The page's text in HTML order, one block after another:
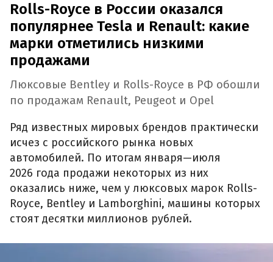
Rolls-Royce в России оказался
популярнее Tesla и Renault: какие
марки отметились низкими
продажами
Люксовые Bentley и Rolls-Royce в РФ обошли
по продажам Renault, Peugeot и Opel
Ряд известных мировых брендов практически
исчез с российского рынка новых
автомобилей. По итогам января—июля
2026 года продажи некоторых из них
оказались ниже, чем у люксовых марок Rolls-
Royce, Bentley и Lamborghini, машины которых
стоят десятки миллионов рублей.